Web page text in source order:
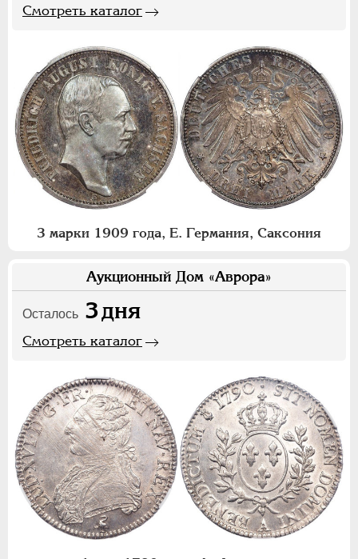
Смотреть каталог
3 марки 1909 года, Е. Германия, Саксония
Аукционный Дом «Аврора»
Осталось 3дня
Смотреть каталог